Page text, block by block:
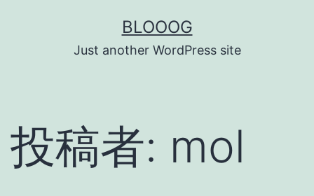
ス
BLOOOG
Just another WordPress site
投稿者: mol